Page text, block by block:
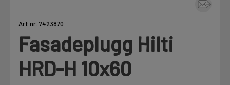
Fag
LOGG UT
Art.nr. 7423870
Fasadeplugg Hilti
HRD-H 10x60